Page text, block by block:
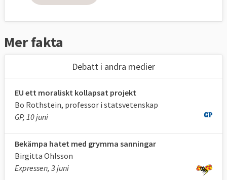
Miljöpartiet 15,4 % (4)
Moderaterna 13,6 % (3)
Folkpartiet 9,9 % (2)
Sverigedemokraterna 9,7 % (2)
Centerpartiet 6,5 % (1)
Vänsterpartiet 6,3 % (1)
Kristdemokraterna 5,9 % (1)
Mer fakta
Debatt i andra medier
EU ett moraliskt kollapsat projekt
Bo Rothstein, professor i statsvetenskap
GP, 10 juni
Bekämpa hatet med grymma sanningar
Birgitta Ohlsson
Expressen, 3 juni